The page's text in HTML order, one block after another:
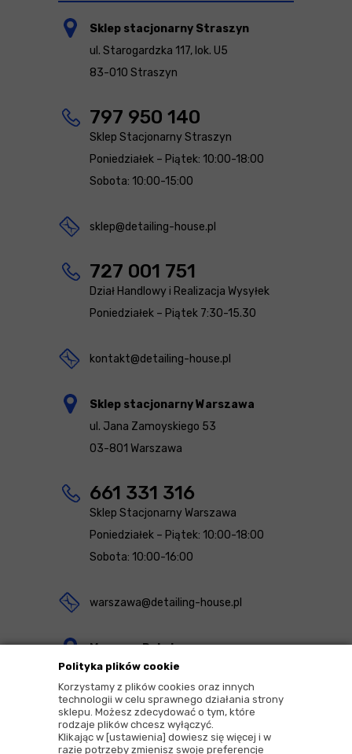
Polityka plików cookie
Korzystamy z plików cookies oraz innych
technologii w celu sprawnego działania strony
sklepu. Możesz zdecydować o tym, które
rodzaje plików chcesz wyłączyć.
Klikając w [ustawienia] dowiesz się więcej i w
razie potrzeby zmienisz swoje preferencje
Sklep stacjonarny Straszyn
ul. Starogardzka 117, lok. U5
83-010 Straszyn
797 950 140
Sklep Stacjonarny Straszyn
Poniedziałek – Piątek: 10:00-18:00
Sobota: 10:00-15:00
sklep@detailing-house.pl
727 001 751
Dział Handlowy i Realizacja Wysyłek
Poniedziałek – Piątek 7:30-15.30
kontakt@detailing-house.pl
Sklep stacjonarny Warszawa
ul. Jana Zamoyskiego 53
03-801 Warszawa
661 331 316
Sklep Stacjonarny Warszawa
Poniedziałek – Piątek: 10:00-18:00
Sobota: 10:00-16:00
warszawa@detailing-house.pl
Magazyn Rekcin
Nomos Sp. z o.o. sp.k.
ul. Agrestowa 1
83-010 Rekcin